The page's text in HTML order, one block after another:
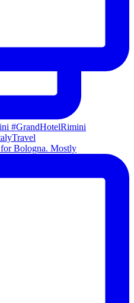
Bologna. Mostly